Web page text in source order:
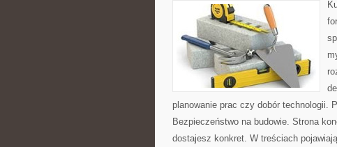
planowanie prac czy dobór technologii.
Bezpieczeństwo na budowie. Strona
dostajesz konkret. W treściach